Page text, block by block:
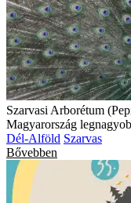
Szarvasi Arborétum
Magyarország
Dél-Alföld Szarvas
Bővebben